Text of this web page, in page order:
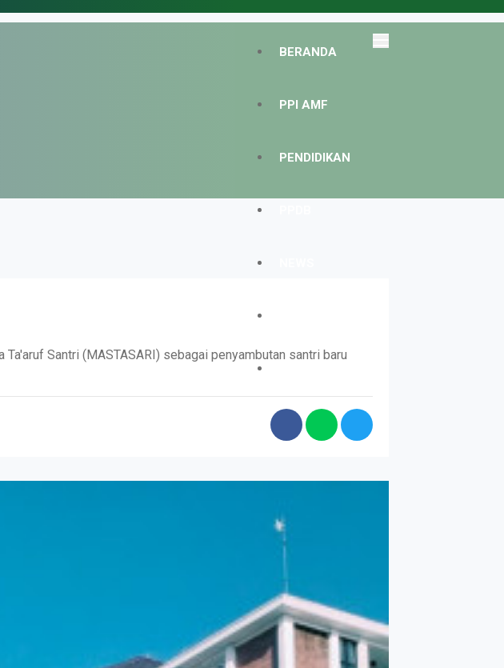
BERANDA
PPI AMF
PENDIDIKAN
Santri (MASTASARI) sebagai penyambutan santri baru